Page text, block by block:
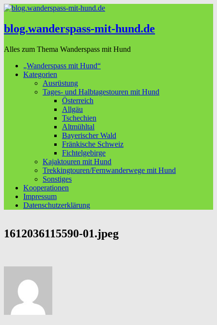
blog.wanderspass-mit-hund.de
Alles zum Thema Wanderspass mit Hund
„Wanderspass mit Hund“
Kategorien
Ausrüstung
Tages- und Halbtagestouren mit Hund
Österreich
Allgäu
Tschechien
Altmühltal
Bayerischer Wald
Fränkische Schweiz
Fichtelgebirge
Kajaktouren mit Hund
Trekkingtouren/Fernwanderwege mit Hund
Sonstiges
Kooperationen
Impressum
Datenschutzerklärung
1612036115590-01.jpeg